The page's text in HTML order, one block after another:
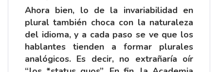
Ahora bien, lo de la invariabilidad en
plural también choca con la naturaleza
del idioma, y a cada paso se ve que los
hablantes tienden a formar plurales
analógicos. Es decir, no extrañaría oír